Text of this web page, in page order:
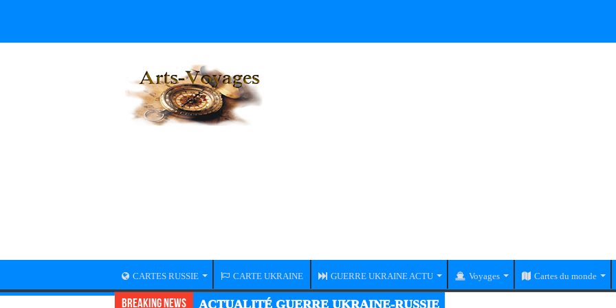
CARTES RUSSIE CARTE UKRAINE GUERRE UKRAINE ACTU Voyages Cartes du monde
Breaking News ACTUALITÉ GUERRE UKRAINE-RUSSIE